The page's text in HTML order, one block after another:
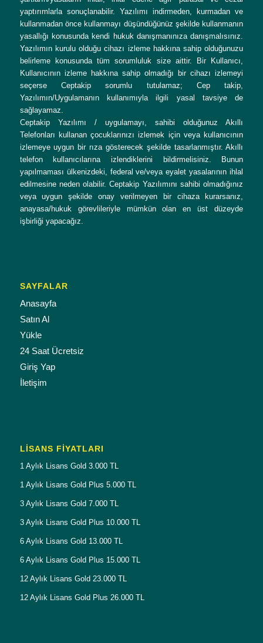
yaptırımlarla sonuçlanabilir. Yazılımı indirmeden, kurmadan ve
kullanmadan önce kullanmayı düşündüğünüz şekilde kullanmanın
yasallığı konusunda kendi hukuk danışmanınıza danışmalısınız.
Yazılımın kurulu olduğu cihazı izleme hakkına sahip olduğunuzu
belirleme konusunda tüm sorumluluk size aittir. Bir Kullanıcı,
Kullanıcının izleme hakkına sahip olmadığı bir cihazı izlemeyi
seçerse Ceptakip sorumlu tutulamaz; Cep takip,
Yazılımın/Uygulamanın kullanımıyla ilgili yasal tavsiye de
sağlayamaz.
Ceptakip Yazılımı / uygulamayı, sahibi olduğunuz Akıllı
Telefonları kullanan çocuklarınızı izlemek için veya kullanıcının
izlemeye uygun bir rıza gösterecek şekilde tasarlanmıştır. Akıllı
telefon kullanıcılarına izlendiklerini bildirmelisiniz. Bunun
yapılmaması ülkenizdeki, federal ve/veya eyalet yasalarının ihlal
edilmesine neden olabilir. Ceptakip Yazılımını sahibi olmadığınız
veya uygun şekilde onay verilmeyen bir cihaza kurarsanız,
anayasa/hukuk görevlileriyle mümkün olan en üst düzeyde
işbirliği yapacağız.
SAYFALAR
Anasayfa
Satın Al
Yükle
24 Saat Ücretsiz
Giriş Yap
İletişim
LISANS FIYATLARI
1 Aylık Lisans Gold 3.000 TL
1 Aylık Lisans Gold Plus 5.000 TL
3 Aylık Lisans Gold 7.000 TL
3 Aylık Lisans Gold Plus 10.000 TL
6 Aylık Lisans Gold 13.000 TL
6 Aylık Lisans Gold Plus 15.000 TL
12 Aylık Lisans Gold 23.000 TL
12 Aylık Lisans Gold Plus 26.000 TL